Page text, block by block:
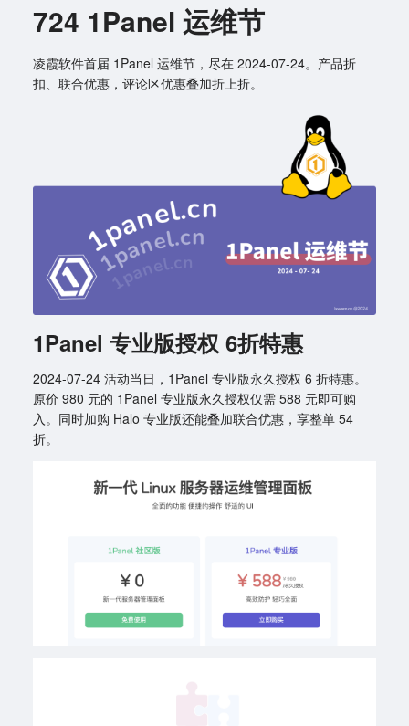
724 1Panel 运维节
凌霞软件首届 1Panel 运维节，尽在 2024-07-24。产品折
扣、联合优惠，评论区优惠叠加折上折。
1Panel 专业版授权 6折特惠
2024-07-24 活动当日，1Panel 专业版永久授权 6 折特惠。
原价 980 元的 1Panel 专业版永久授权仅需 588 元即可购
入。同时加购 Halo 专业版还能叠加联合优惠，享整单 54
折。